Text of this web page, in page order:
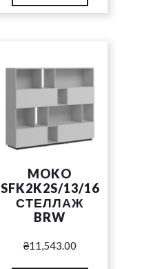
MOKO
SFK2K2S/13/16
СТЕЛЛАЖ
BRW
₴11,543.00